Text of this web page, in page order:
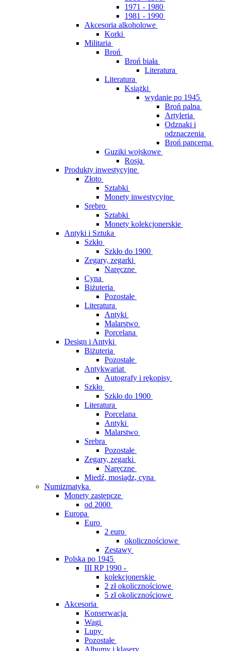
1971 - 1980
1981 - 1990
Akcesoria alkoholowe
Korki
Militaria
Broń
Broń biała
Literatura
Literatura
Książki
wydanie po 1945
Broń palna
Artyleria
Odznaki i
odznaczenia
Broń pancerna
Guziki wojskowe
Rosja
Produkty inwestycyjne
Złoto
Sztabki
Monety inwestycyjne
Srebro
Sztabki
Monety kolekcjonerskie
Antyki i Sztuka
Szkło
Szkło do 1900
Zegary, zegarki
Naręczne
Cyna
Biżuteria
Pozostałe
Literatura
Antyki
Malarstwo
Porcelana
Design i Antyki
Biżuteria
Pozostałe
Antykwariat
Autografy i rękopisy
Szkło
Szkło do 1900
Literatura
Porcelana
Antyki
Malarstwo
Srebra
Pozostałe
Zegary, zegarki
Naręczne
Miedź, mosiądz, cyna
Numizmatyka
Monety zastępcze
od 2000
Europa
Euro
2 euro
okolicznościowe
Zestawy
Polska po 1945
III RP 1990 -
kolekcjonerskie
2 zł okolicznościowe
5 zł okolicznościowe
Akcesoria
Konserwacja
Wagi
Lupy
Pozostałe
Albumy i klasery